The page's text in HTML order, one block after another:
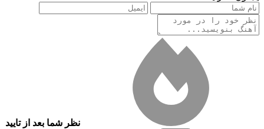
نظر شما بعد از تایید